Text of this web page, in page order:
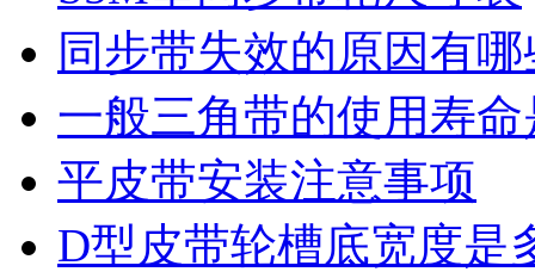
同步带失效的原因有哪
一般三角带的使用寿命
平皮带安装注意事项
D型皮带轮槽底宽度是